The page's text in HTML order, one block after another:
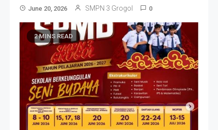
June 20, 2026 SMPN 3 Grogol 0
2 MINS READ